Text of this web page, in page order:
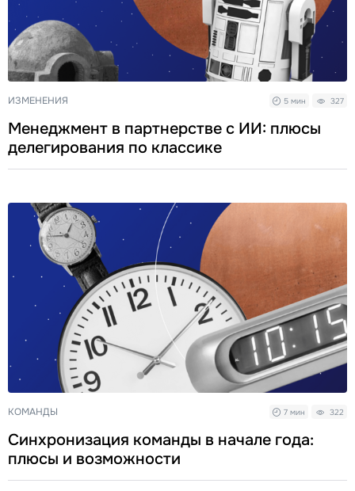
ИЗМЕНЕНИЯ 5 мин 327
Менеджмент в партнерстве с ИИ: плюсы
делегирования по классике
КОМАНДЫ 7 мин 322
Синхронизация команды в начале года:
плюсы и возможности